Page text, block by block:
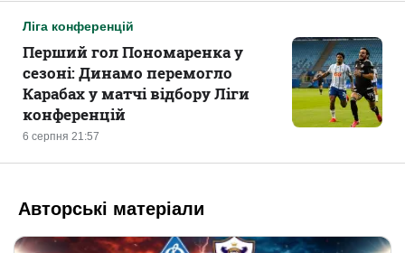
Ліга конференцій
6 серпня 21:57
Перший гол Пономаренка у
сезоні: Динамо перемогло
Карабах у матчі відбору Ліги
конференцій
Авторські матеріали